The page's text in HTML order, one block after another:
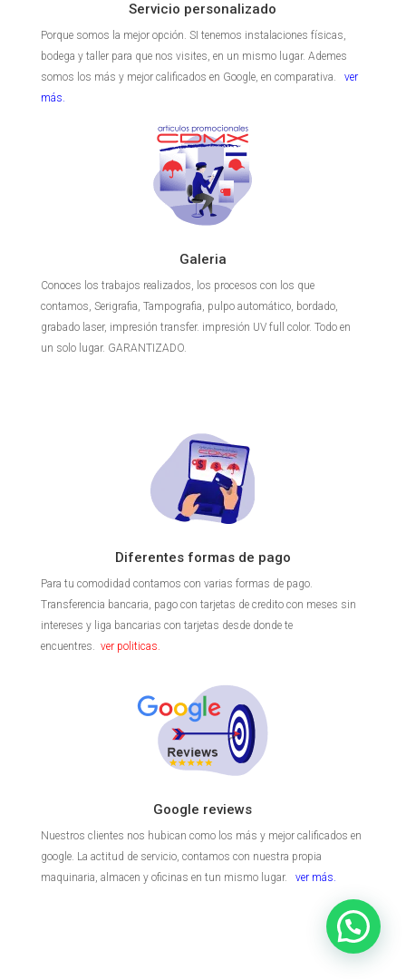
Servicio personalizado
Porque somos la mejor opción. SI tenemos instalaciones físicas,
bodega y taller para que nos visites, en un mismo lugar. Ademes
somos los más y mejor calificados en Google, en comparativa. ver
más.
Galeria
Conoces los trabajos realizados, los procesos con los que
contamos, Serigrafia, Tampografia, pulpo automático, bordado,
grabado laser, impresión transfer. impresión UV full color. Todo en
un solo lugar. GARANTIZADO.
Diferentes formas de pago
Para tu comodidad contamos con varias formas de pago.
Transferencia bancaria, pago con tarjetas de credito con meses sin
intereses y liga bancarias con tarjetas desde donde te
encuentres. ver politicas.
Google reviews
Nuestros clientes nos hubican como los más y mejor calificados en
google. La actitud de servicio, contamos con nuestra propia
maquinaria, almacen y oficinas en tun mismo lugar.
ver más.